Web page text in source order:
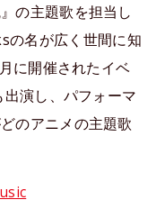
の主題歌を担当し
の名が広く世間に知
に開催されたイベ
演し、パフォーマ
のアニメの主題歌